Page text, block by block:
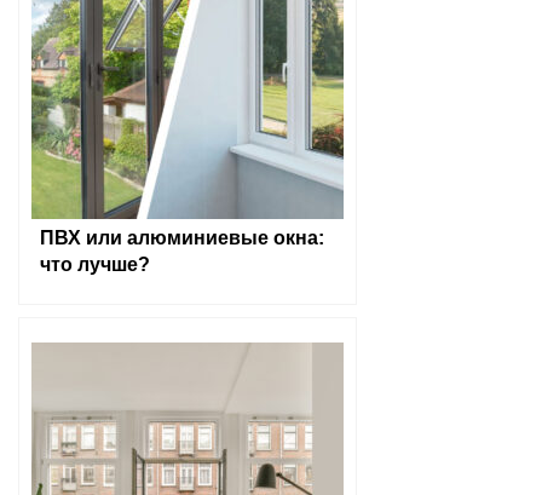
ПВХ или алюминиевые окна:
что лучше?